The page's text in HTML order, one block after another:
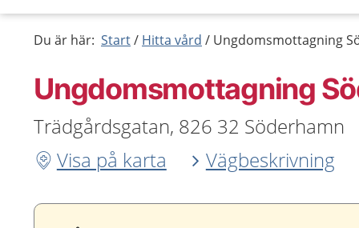
Du är här: Start Hitta vård Ungdomsmottagning
Ungdoms­mottagning
Trädgårdsgatan, 826 32 Söderhamn
Visa på karta
Vägbeskrivning